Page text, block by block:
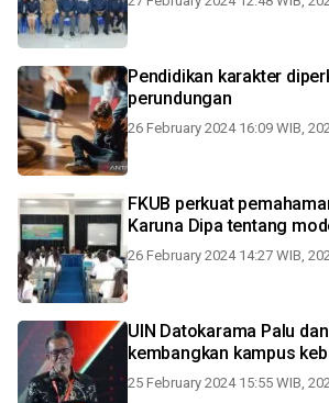
Pendidikan karakter
perundungan
26 February 2024 16:09 WIB,
FKUB perkuat
Karuna Dipa tentang
26 February 2024 14:27 WIB,
UIN Datokarama Palu
kembangkan kampus
25 February 2024 15:55 WIB,